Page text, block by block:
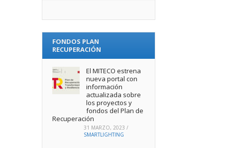
FONDOS PLAN
RECUPERACIÓN
El MITECO estrena
nueva portal con
información
actualizada sobre
los proyectos y
fondos del Plan de
Recuperación
31 MARZO, 2023 /
SMARTLIGHTING